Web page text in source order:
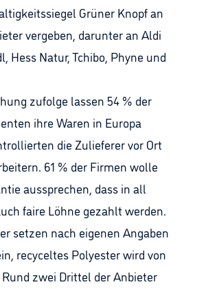
Grüner Knopf an
vergeben, darunter an Aldi
Hess Natur, Tchibo, Phyne und
zufolge lassen 54 % der
ihre Waren in Europa
die Zulieferer vor Ort
61 % der Firmen wolle
aussprechen, dass in all
faire Löhne gezahlt werden.
setzen nach eigenen Angaben
recyceltes Polyester wird von
zwei Drittel der Anbieter